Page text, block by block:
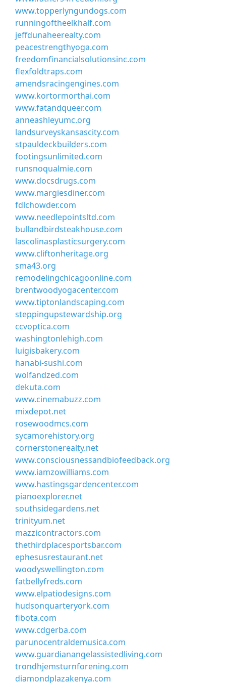
www.topperlyngundogs.com
runningoftheelkhalf.com
jeffdunaheerealty.com
peacestrengthyoga.com
freedomfinancialsolutionsinc.com
flexfoldtraps.com
amendsracingengines.com
www.kortormorthai.com
www.fatandqueer.com
anneashleyumc.org
landsurveyskansascity.com
stpauldeckbuilders.com
footingsunlimited.com
runsnoqualmie.com
www.docsdrugs.com
www.margiesdiner.com
fdlchowder.com
www.needlepointsltd.com
bullandbirdsteakhouse.com
lascolinasplasticsurgery.com
www.cliftonheritage.org
sma43.org
remodelingchicagoonline.com
brentwoodyogacenter.com
www.tiptonlandscaping.com
steppingupstewardship.org
ccvoptica.com
washingtonlehigh.com
luigisbakery.com
hanabi-sushi.com
wolfandzed.com
dekuta.com
www.cinemabuzz.com
mixdepot.net
rosewoodmcs.com
sycamorehistory.org
cornerstonerealty.net
www.consciousnessandbiofeedback.org
www.iamzowilliams.com
www.hastingsgardencenter.com
pianoexplorer.net
southsidegardens.net
trinityum.net
mazzicontractors.com
thethirdplacesportsbar.com
ephesusrestaurant.net
woodyswellington.com
fatbellyfreds.com
www.elpatiodesigns.com
hudsonquarteryork.com
fibota.com
www.cdgerba.com
parunocentraldemusica.com
www.guardianangelassistedliving.com
trondhjemsturnforening.com
diamondplazakenya.com